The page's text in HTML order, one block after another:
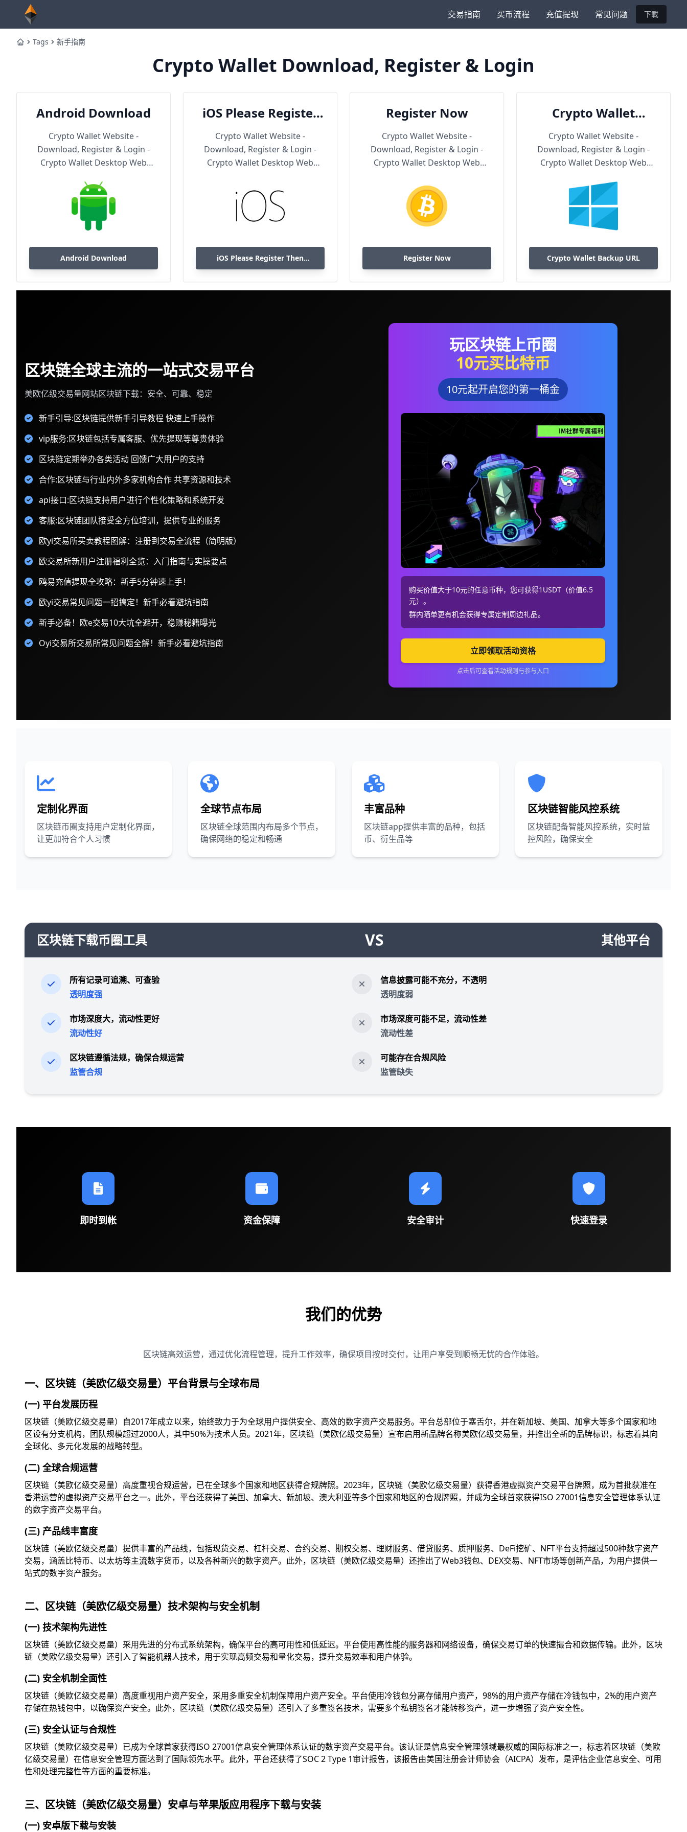
交易指南 买币流程 充值提现 常见问题 下載
HomeTags 新手指南
Crypto Wallet Download, Register & Login
Android Download
Crypto Wallet Website -
Download, Register & Login -
Crypto Wallet Desktop Web
Android Download
iOS Please Register
Then Download
Crypto Wallet Website -
Download, Register & Login -
Crypto Wallet Desktop Web
iOS Please Register Then
Download
Register Now
Crypto Wallet Website -
Download, Register & Login -
Crypto Wallet Desktop Web
Register Now
Crypto Wallet
Backup URL
Crypto Wallet Website -
Download, Register & Login -
Crypto Wallet Desktop Web
Crypto Wallet Backup URL
区块链全球主流的一站式交易平台
美欧亿级交易量网站区块链下载：安全、可靠、稳定
新手引导:区块链提供新手引导教程 快速上手操作
vip服务:区块链包括专属客服、优先提现等尊贵体验
区块链定期举办各类活动 回馈广大用户的支持
合作:区块链与行业内外多家机构合作 共享资源和技术
api接口:区块链支持用户进行个性化策略和系统开发
客服:区块链团队接受全方位培训，提供专业的服务
欧yi交易所买卖教程图解：注册到交易全流程（简明版）
欧交易所新用户注册福利全览：入门指南与实操要点
鸥易充值提现全攻略：新手5分钟速上手！
欧yi交易常见问题一招搞定！新手必看避坑指南
新手必备！欧e交易10大坑全避开，稳赚秘籍曝光
Oyi交易所交易所常见问题全解！新手必看避坑指南
玩区块链上币圈
10元买比特币
10元起开启您的第一桶金
购买价值大于10元的任意币种，您可获得1USDT（价值6.5
元）。
群内晒单更有机会获得专属定制周边礼品。
立即领取活动资格
点击后可查看活动规则与参与入口
定制化界面
区块链币圈支持用户定制化界面，
让更加符合个人习惯
全球节点布局
区块链全球范围内布局多个节点，
确保网络的稳定和畅通
丰富品种
区块链app提供丰富的品种，包括
币、衍生品等
区块链智能风控系统
区块链配备智能风控系统，实时监
控风险，确保安全
区块链下载币圈工具 VS 其他平台
所有记录可追溯、可查验
透明度强
市场深度大，流动性更好
流动性好
区块链遵循法规，确保合规运营
监管合规
信息披露可能不充分，不透明
透明度弱
市场深度可能不足，流动性差
流动性差
可能存在合规风险
监管缺失
即时到帐 资金保障 安全审计 快速登录
我们的优势
区块链高效运营，通过优化流程管理，提升工作效率，确保项目按时交付，让用户享受到顺畅无忧的合作体验。
一、区块链（美欧亿级交易量）平台背景与全球布局
(一) 平台发展历程
区块链（美欧亿级交易量）自2017年成立以来，始终致力于为全球用户提供安全、高效的数字资产交易服务。平台总部位于塞舌尔，并在新加坡、美国、加拿大等多个国家和地
区设有分支机构，团队规模超过2000人，其中50%为技术人员。2021年，区块链（美欧亿级交易量）宣布启用新品牌名称美欧亿级交易量，并推出全新的品牌标识，标志着其向
全球化、多元化发展的战略转型。
(二) 全球合规运营
区块链（美欧亿级交易量）高度重视合规运营，已在全球多个国家和地区获得合规牌照。2023年，区块链（美欧亿级交易量）获得香港虚拟资产交易平台牌照，成为首批获准在
香港运营的虚拟资产交易平台之一。此外，平台还获得了美国、加拿大、新加坡、澳大利亚等多个国家和地区的合规牌照，并成为全球首家获得ISO 27001信息安全管理体系认证
的数字资产交易平台。
(三) 产品线丰富度
区块链（美欧亿级交易量）提供丰富的产品线，包括现货交易、杠杆交易、合约交易、期权交易、理财服务、借贷服务、质押服务、DeFi挖矿、NFT平台支持超过500种数字资产
交易，涵盖比特币、以太坊等主流数字货币，以及各种新兴的数字资产。此外，区块链（美欧亿级交易量）还推出了Web3钱包、DEX交易、NFT市场等创新产品，为用户提供一
站式的数字资产服务。
二、区块链（美欧亿级交易量）技术架构与安全机制
(一) 技术架构先进性
区块链（美欧亿级交易量）采用先进的分布式系统架构，确保平台的高可用性和低延迟。平台使用高性能的服务器和网络设备，确保交易订单的快速撮合和数据传输。此外，区块
链（美欧亿级交易量）还引入了智能机器人技术，用于实现高频交易和量化交易，提升交易效率和用户体验。
(二) 安全机制全面性
区块链（美欧亿级交易量）高度重视用户资产安全，采用多重安全机制保障用户资产安全。平台使用冷钱包分离存储用户资产，98%的用户资产存储在冷钱包中，2%的用户资产
存储在热钱包中，以确保资产安全。此外，区块链（美欧亿级交易量）还引入了多重签名技术，需要多个私钥签名才能转移资产，进一步增强了资产安全性。
(三) 安全认证与合规性
区块链（美欧亿级交易量）已成为全球首家获得ISO 27001信息安全管理体系认证的数字资产交易平台。该认证是信息安全管理领域最权威的国际标准之一，标志着区块链（美欧
亿级交易量）在信息安全管理方面达到了国际领先水平。此外，平台还获得了SOC 2 Type 1审计报告，该报告由美国注册会计师协会（AICPA）发布，是评估企业信息安全、可用
性和处理完整性等方面的重要标准。
三、区块链（美欧亿级交易量）安卓与苹果版应用程序下载与安装
(一) 安卓版下载与安装